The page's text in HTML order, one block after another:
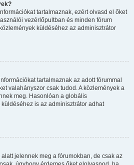
tartalmaznak, ezért olvasd el őket
vezérlőpultban és minden fórum
küldéséhez az adminisztrátor
tartalmaznak az adott fórummal
valahányszor csak tudod. A közlemények a
meg. Hasonlóan a globális
is az adminisztrátor adhat
jelennek meg a fórumokban, de csak az